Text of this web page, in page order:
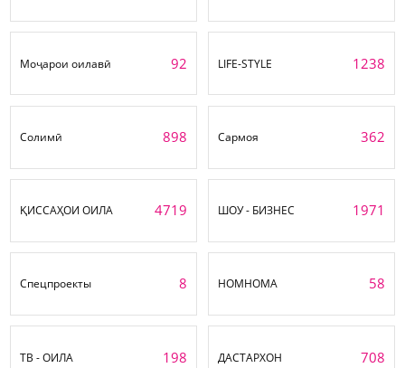
Моҷарои оилавӣ 92 LIFE-STYLE 1238
Солимӣ 898 Сармоя 362
ҚИССАҲОИ ОИЛА 4719 ШОУ - БИЗНЕС 1971
Спецпроекты 8 НОМНОМА 58
ТВ - ОИЛА 198 ДАСТАРХОН 708